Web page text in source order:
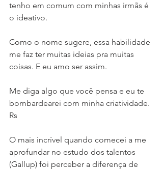
tenho em comum com minhas irmãs é
o ideativo.
Como o nome sugere, essa habilidade
me faz ter muitas ideias pra muitas
coisas. E eu amo ser assim.
Me diga algo que você pensa e eu te
bombardearei com minha criatividade.
Rs
O mais incrível quando comecei a me
aprofundar no estudo dos talentos
(Gallup) foi perceber a diferença de